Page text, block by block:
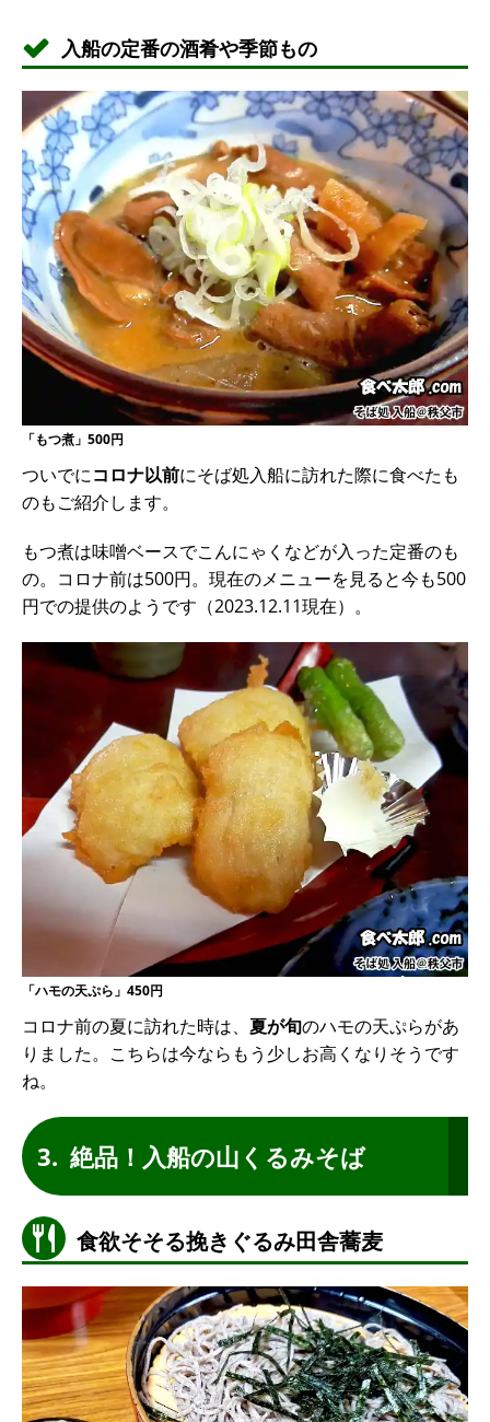
入船の定番の酒肴や季節もの
「もつ煮」500円
ついでにコロナ以前にそば処入船に訪れた際に食べたも
のもご紹介します。
もつ煮は味噌ベースでこんにゃくなどが入った定番のも
の。コロナ前は500円。現在のメニューを見ると今も500
円での提供のようです（2023.12.11現在）。
「ハモの天ぷら」450円
コロナ前の夏に訪れた時は、 夏が旬のハモの天ぷらがあ
りました。こちらは今ならもう少しお高くなりそうです
ね。
絶品！入船の山くるみそば
食欲そそる挽きぐるみ田舎蕎麦